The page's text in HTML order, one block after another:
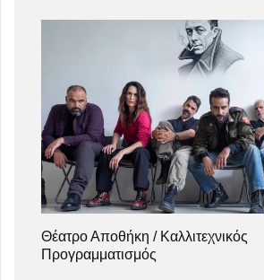
Θέατρο Αποθήκη / Καλλιτεχνικός
Προγραμματισμός